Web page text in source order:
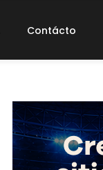
Contácto